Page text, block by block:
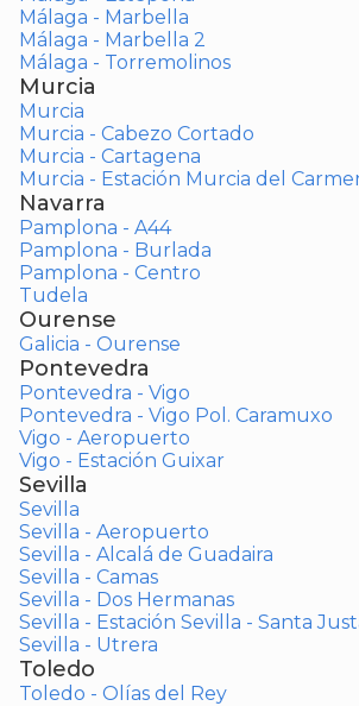
Málaga - Marbella
Málaga - Marbella 2
Málaga - Torremolinos
Murcia
Murcia
Murcia - Cabezo Cortado
Murcia - Cartagena
Murcia - Estación Murcia del
Navarra
Pamplona - A44
Pamplona - Burlada
Pamplona - Centro
Tudela
Ourense
Galicia - Ourense
Pontevedra
Pontevedra - Vigo
Pontevedra - Vigo Pol. Caramuxo
Vigo - Aeropuerto
Vigo - Estación Guixar
Sevilla
Sevilla
Sevilla - Aeropuerto
Sevilla - Alcalá de Guadaira
Sevilla - Camas
Sevilla - Dos Hermanas
Sevilla - Estación Sevilla - Santa
Sevilla - Utrera
Toledo
Toledo - Olías del Rey